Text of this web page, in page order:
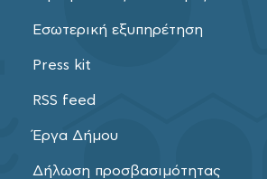
Εσωτερική εξυπηρέτηση
Press kit
RSS feed
Έργα Δήμου
Δήλωση προσβασιμότητας